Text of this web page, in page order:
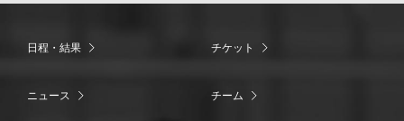
日程・結果 チケット
ニュース チーム